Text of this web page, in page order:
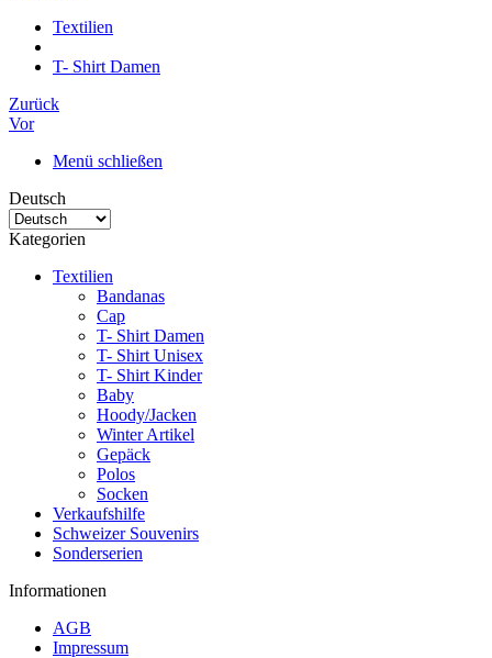
Textilien
T- Shirt Damen
Zurück
Vor
Menü schließen
Deutsch
Kategorien
Textilien
Bandanas
Cap
T- Shirt Damen
T- Shirt Unisex
T- Shirt Kinder
Baby
Hoody/Jacken
Winter Artikel
Gepäck
Polos
Socken
Verkaufshilfe
Schweizer Souvenirs
Sonderserien
Informationen
AGB
Impressum